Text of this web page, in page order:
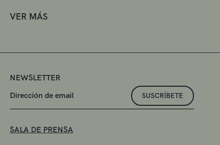
VER MÁS
NEWSLETTER
SUSCRÍBETE
SALA DE PRENSA